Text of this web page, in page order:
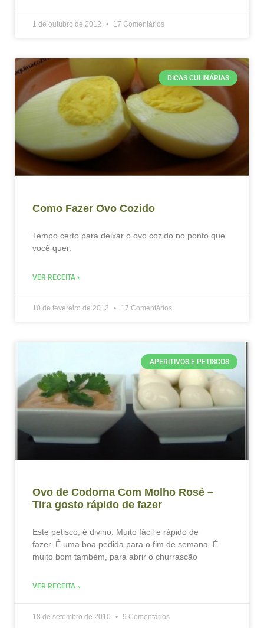
1 de outubro de 2012 17 Comentários
DICAS CULINÁRIAS
Como Fazer Ovo Cozido
Tempo certo para deixar o ovo cozido no ponto que
você quer.
VER RECEITA »
10 de fevereiro de 2012 17 Comentários
APERITIVOS E PETISCOS
Ovo de Codorna Com Molho Rosé –
Tira gosto rápido de fazer
Este petisco, é divino. Muito fácil e rápido de
fazer. É uma boa pedida para o fim de semana. É
muito bom também, para abrir o churrascão
VER RECEITA »
18 de setembro de 2010 9 Comentários